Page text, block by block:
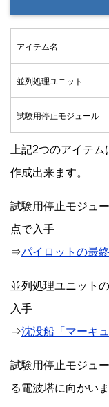
アイテム名
並列処理ユニット
試験用停止モジュール
上記2つのアイテ
作成出来ます。
試験用停止モジュ
点で入手
⇒パイロットの最
並列処理ユニット
入手
⇒沈没船「マーキ
試験用停止モジュ
る電波塔に向かいま